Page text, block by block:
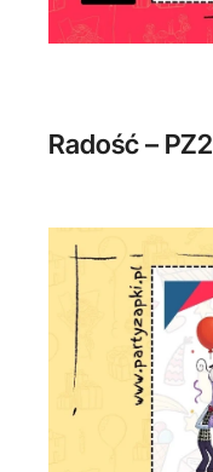
Radość – PZ2